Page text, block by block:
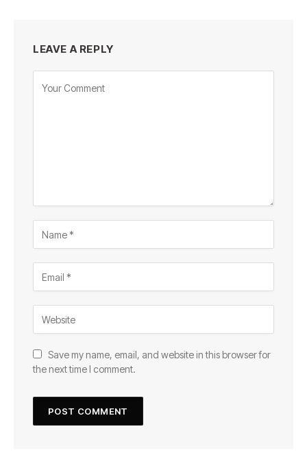
LEAVE A REPLY
Save my name, email, and website in this browser for
the next time I comment.